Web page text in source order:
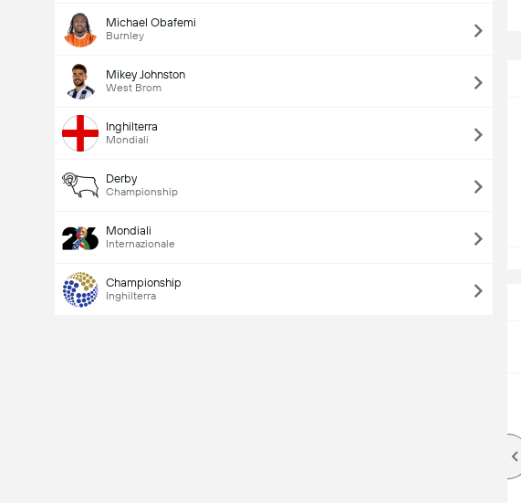
Michael Obafemi
Burnley
Mikey Johnston
West Brom
Inghilterra
Mondiali
Derby
Championship
Mondiali
Internazionale
Championship
Inghilterra